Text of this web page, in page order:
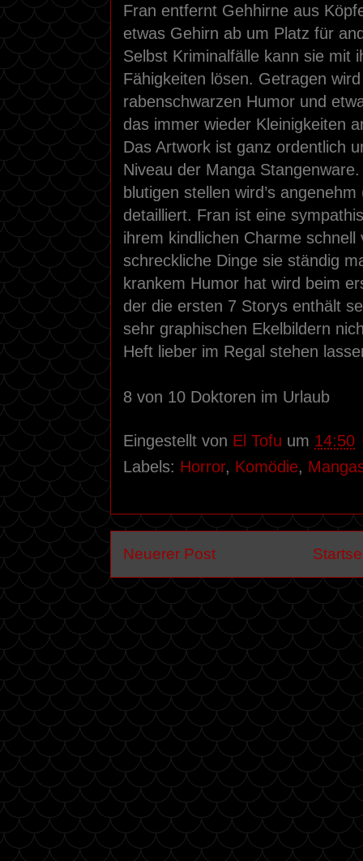
Fran entfernt Gehhirne aus
etwas Gehirn ab um Platz für
Selbst Kriminalfälle kann sie mit
Fähigkeiten lösen. Getragen
rabenschwarzen Humor und
das immer wieder Kleinigkeiten
Das Artwork ist ganz ordentlich
Niveau der Manga
blutigen stellen wird’s
detailliert. Fran ist eine
ihrem kindlichen Charme
schreckliche Dinge sie ständig
krankem Humor hat wird beim
der die ersten 7 Storys enthält
sehr graphischen Ekelbildern
Heft lieber im Regal stehen
8 von 10 Doktoren im Urlaub
Eingestellt von El Tofu um 14:50
Labels: Horror, Komödie,
Neuerer Post